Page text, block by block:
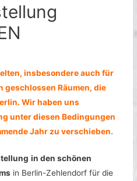
insbesondere auch für
Räumen, die
Wir haben uns
unter diesen Bedingungen
Jahr zu verschieben.
in den schönen
in Berlin-Zehlendorf für die